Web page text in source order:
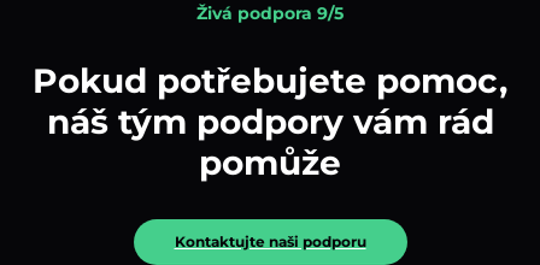
Živá podpora 9/5
Pokud potřebujete pomoc,
náš tým podpory vám rád
pomůže
Kontaktujte naši podporu